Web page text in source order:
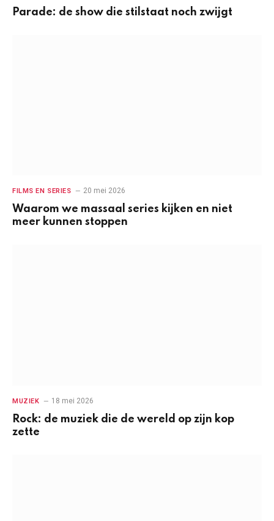
Parade: de show die stilstaat noch zwijgt
FILMS EN SERIES 20 mei 2026
Waarom we massaal series kijken en niet
meer kunnen stoppen
MUZIEK 18 mei 2026
Rock: de muziek die de wereld op zijn kop
zette